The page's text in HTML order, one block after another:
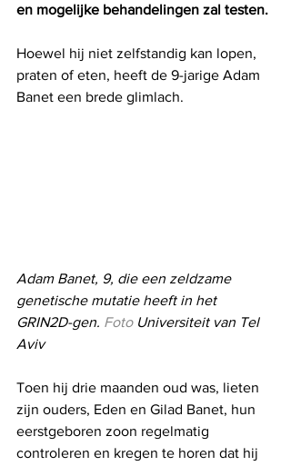
en mogelijke behandelingen zal testen.
Hoewel hij niet zelfstandig kan lopen,
praten of eten, heeft de 9-jarige Adam
Banet een brede glimlach.
Adam Banet, 9, die een zeldzame
genetische mutatie heeft in het
GRIN2D-gen. Foto Universiteit van Tel
Aviv
Toen hij drie maanden oud was, lieten
zijn ouders, Eden en Gilad Banet, hun
eerstgeboren zoon regelmatig
controleren en kregen te horen dat hij